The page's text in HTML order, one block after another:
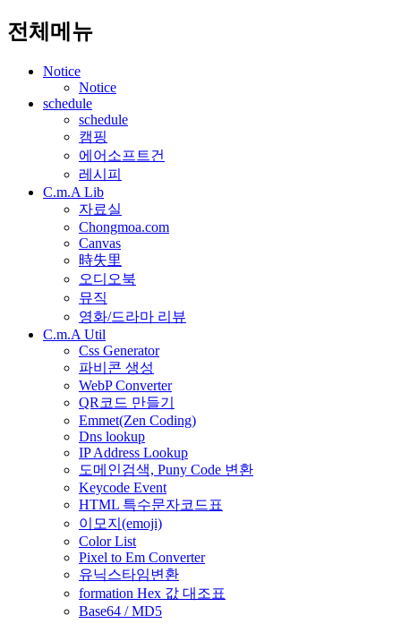
전체메뉴
Notice
Notice
schedule
schedule
캠핑
에어소프트건
레시피
C.m.A Lib
자료실
Chongmoa.com
Canvas
時失里
오디오북
뮤직
영화/드라마 리뷰
C.m.A Util
Css Generator
파비콘 생성
WebP Converter
QR코드 만들기
Emmet(Zen Coding)
Dns lookup
IP Address Lookup
도메인검색, Puny Code 변환
Keycode Event
HTML 특수문자코드표
이모지(emoji)
Color List
Pixel to Em Converter
유닉스타임변환
formation Hex 값 대조표
Base64 / MD5